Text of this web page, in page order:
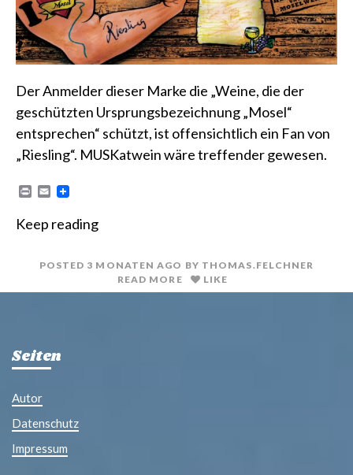
Der Anmelder dieser Marke die „Weine, die der
geschützten Ursprungsbezeichnung „Mosel“
entsprechen“ schützt, ist offensichtlich ein Fan von
„Riesling“. MUSKatwein wäre treffender gewesen.
P
n
E
i
Keep reading
POSTED 3 MONATEN AGO BY THOMAS.FELCHNER
READ MORE
LIKE
Seiten
Autor
Datenschutz
Impressum